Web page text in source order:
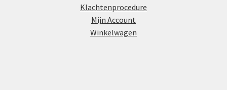
Klachtenprocedure
Mijn Account
Winkelwagen